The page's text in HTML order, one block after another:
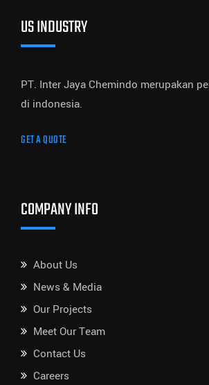
US INDUSTRY
PT. Inter Jaya Chemindo merupakan
di indonesia.
GET A QUOTE
COMPANY INFO
About Us
News & Media
Our Projects
Meet Our Team
Contact Us
Careers